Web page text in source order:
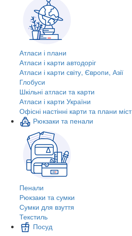
Атласи і плани
Атласи і карти автодоріг
Атласи і карти світу, Європи, Азії
Глобуси
Шкільні атласи та карти
Атласи і карти України
Офісні настінні карти та плани міст
Рюкзаки та пенали
Пенали
Рюкзаки та сумки
Сумки для взуття
Текстиль
Посуд